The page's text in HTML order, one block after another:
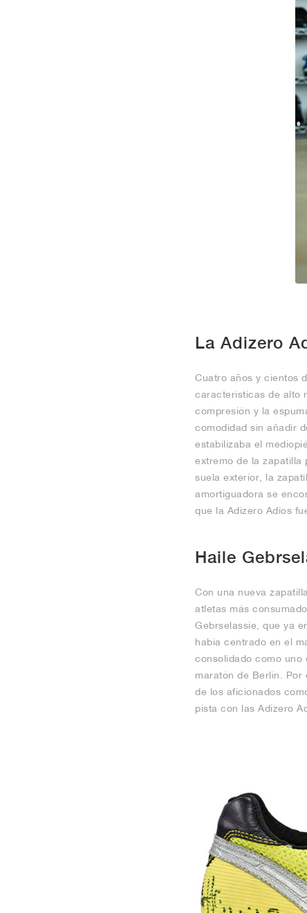
La Adizero
Cuatro años y cientos
características de alto
compresión y la
comodidad sin añadir
estabilizaba el
extremo de la zapatilla
suela exterior, la
amortiguadora se
que la Adizero Adios
Haile
Con una nueva
atletas más
Gebrselassie, que ya
había centrado en el
consolidado como uno
maratón de Berlín.
de los aficionados
pista con las Adizero